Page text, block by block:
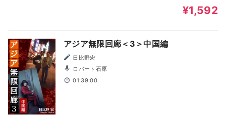
¥1,592
アジア無限回廊＜3＞中国編
日比野宏
ロバート石原
01:39:00